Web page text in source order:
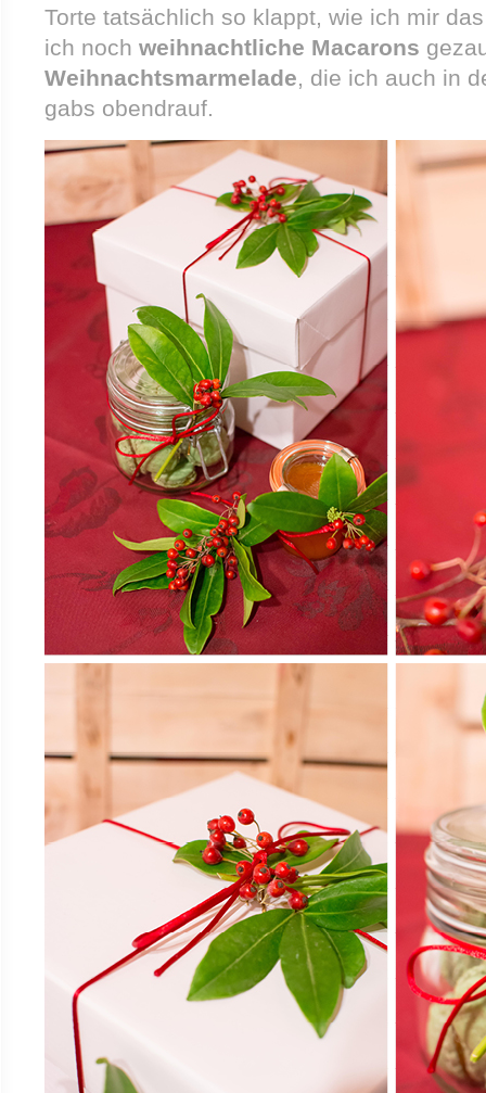
Torte tatsächlich so klappt, wie ich mir
ich noch weihnachtliche Macarons
Weihnachtsmarmelade, die ich auch in
gabs obendrauf.